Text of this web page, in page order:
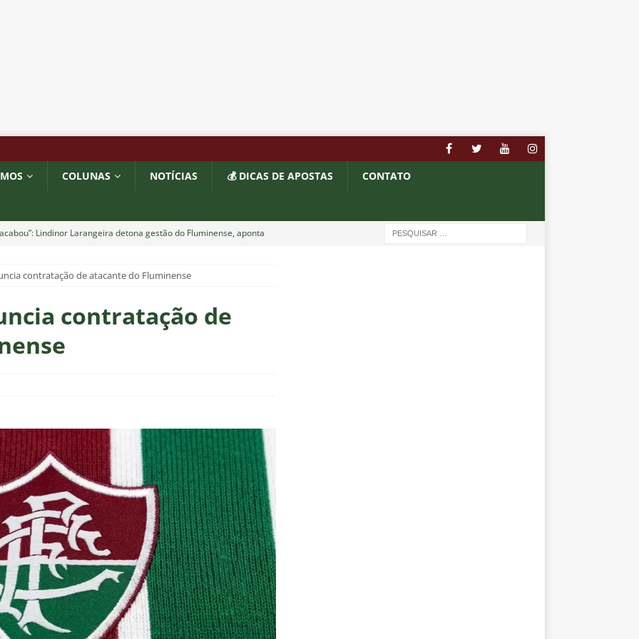
COLUNAS NOTÍCIAS 💰 DICAS DE APOSTAS CONTATO
Lindinor Larangeira detona gestão do Fluminense, aponta
do Fluminense se incomodam com escolhas de Zubeldía
no CT, diretoria do Fluminense define futuro de Zubeldía
milionário! Veja quanto o Fluminense deixou de arrecadar após
NOTÍCIAS
Melo detona postura do Fluminense em derrota para o Vasco
X Internacional — Oitavas Copa do Brasil 2026: Palpites, Odds
da alma do torcedor”: Vinicius Toledo detona eliminação do
“olho da rua” para diretoria e Zubeldía
COLUNAS
Athletico-PR — Oitavas Copa do Brasil 2026: Palpites, Odds e
contratação de atacante do Fluminense
contratação de